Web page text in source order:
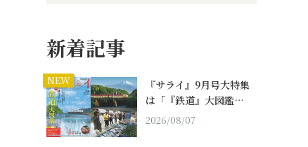
新着記事
NEW
『サライ』9月号大特集
は「『鉄道』大図鑑…
2026/08/07